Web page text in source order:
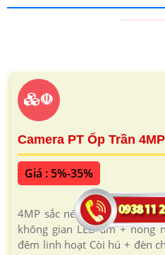
☫
Camera PT Ốp Trần
Giá : 5%-35%
4MP sắc nét + quay ngang
không gian LED ấm + hồng
đêm linh hoạt Còi hú + đèn